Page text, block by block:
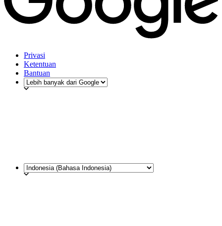
Privasi
Ketentuan
Bantuan